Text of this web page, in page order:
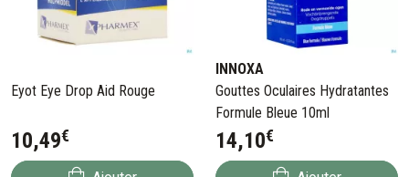
Eyot Eye Drop Aid Rouge
10,49€
INNOXA
Gouttes Oculaires Hydratantes
Formule Bleue 10ml
14,10€